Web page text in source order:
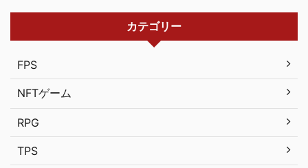
カテゴリー
FPS
NFTゲーム
RPG
TPS